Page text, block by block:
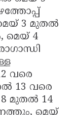
3 മുതൽ
മെയ് 4
വരെ
13 വരെ
8 മുതൽ 14